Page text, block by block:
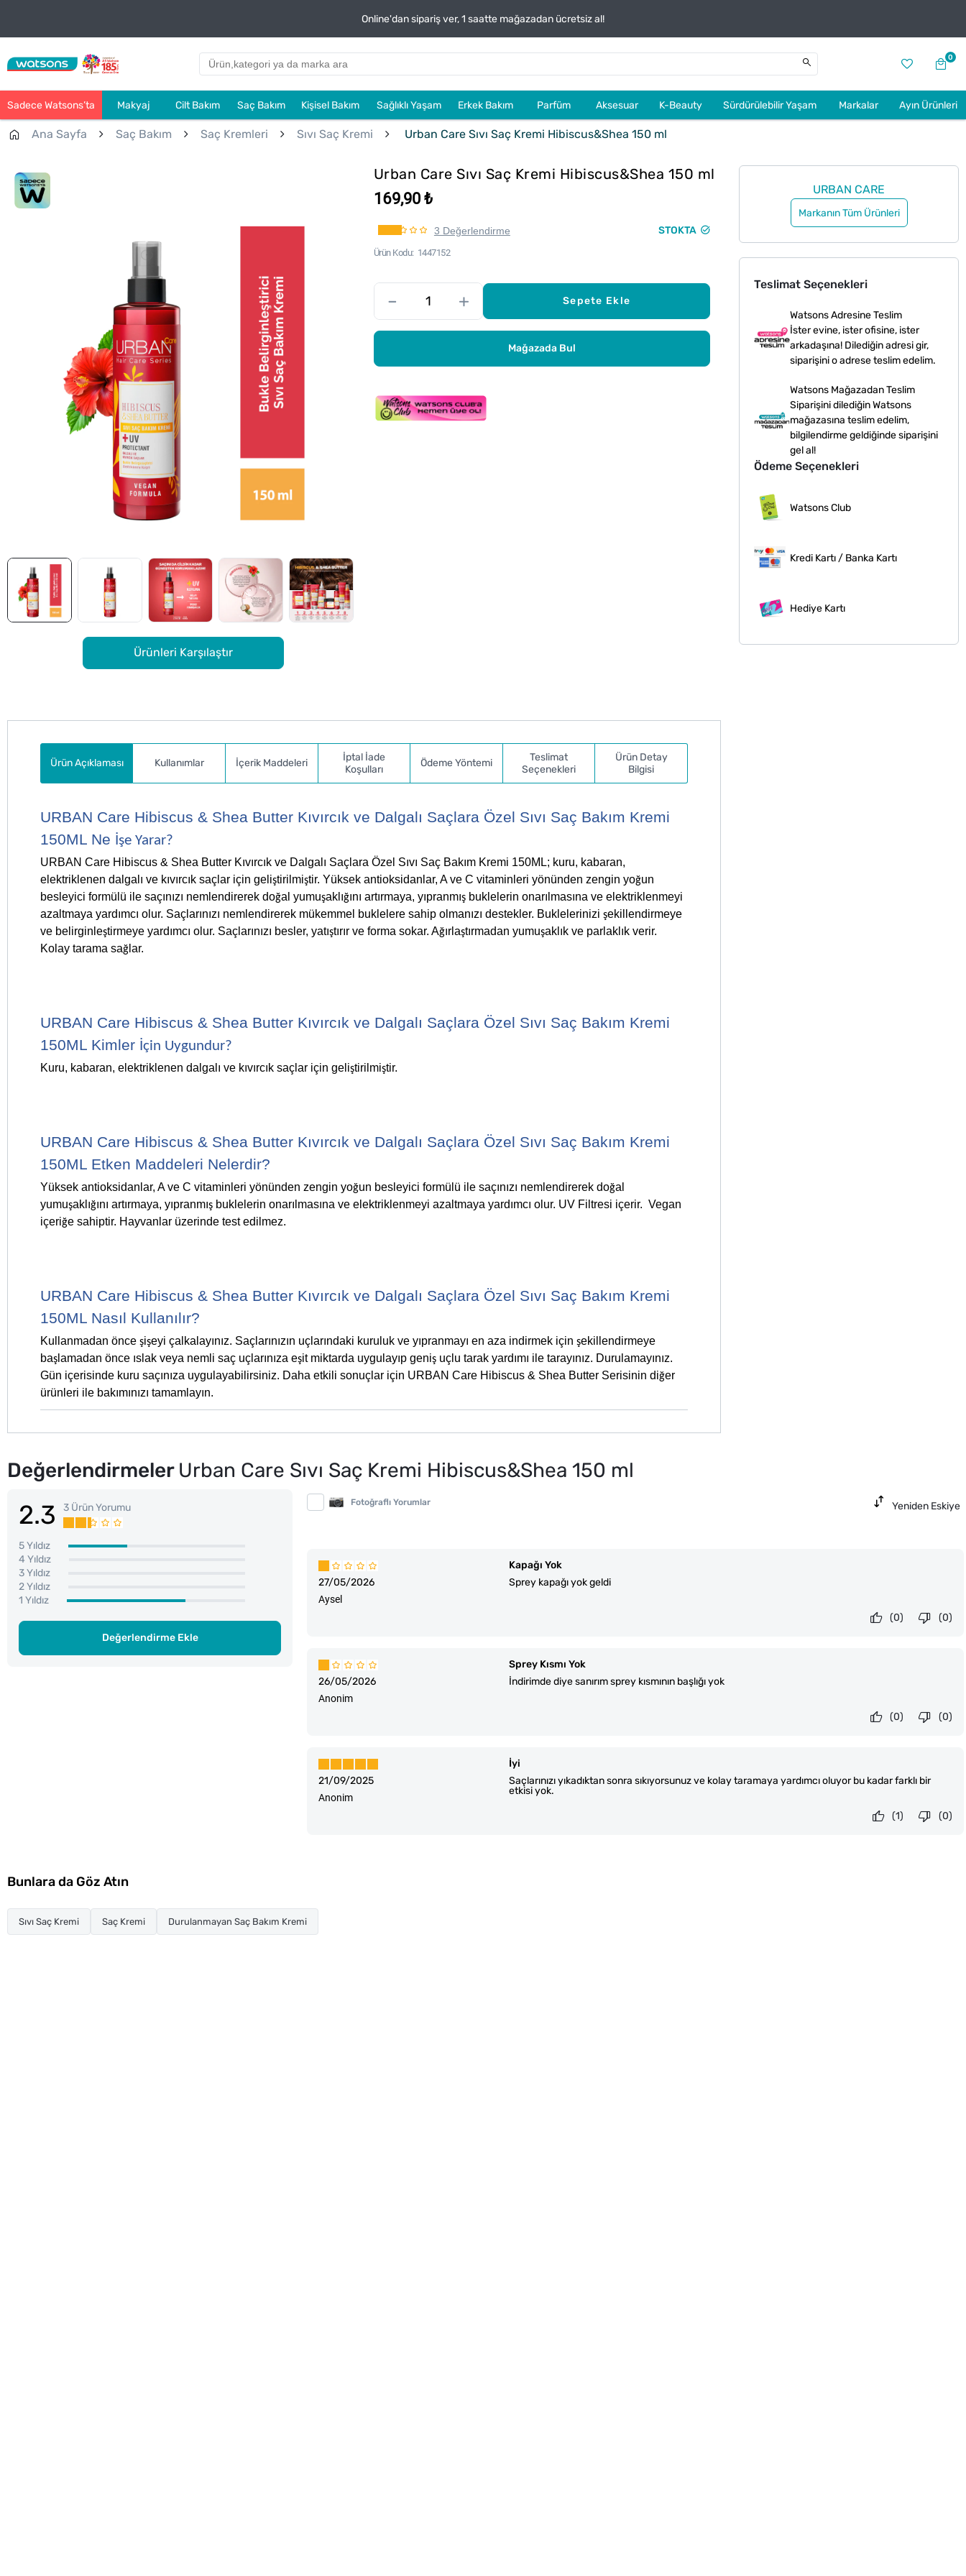
Online'dan sipariş ver, 1 saatte mağazadan ücretsiz al!
0
Sadece Watsons’ta Makyaj Cilt Bakım Saç Bakım Kişisel Bakım Sağlıklı Yaşam Erkek Bakım Parfüm Aksesuar K-Beauty Sürdürülebilir Yaşam Markalar Ayın Ürünleri
Ana Sayfa Saç Bakım Saç Kremleri Sıvı Saç Kremi Urban Care Sıvı Saç Kremi Hibiscus&Shea 150 ml
Ürünleri Karşılaştır
Urban Care Sıvı Saç Kremi Hibiscus&Shea 150 ml
169,90 ₺
3 Değerlendirme STOKTA
Ürün Kodu 1447152
– + Sepete Ekle
Mağazada Bul
URBAN CARE
Markanın Tüm Ürünleri
Teslimat Seçenekleri
Watsons Adresine Teslim
İster evine, ister ofisine, ister
arkadaşına! Dilediğin adresi gir,
siparişini o adrese teslim edelim.
Watsons Mağazadan Teslim
Siparişini dilediğin Watsons
mağazasına teslim edelim,
bilgilendirme geldiğinde siparişini
gel al!
Ödeme Seçenekleri
Watsons Club
Kredi Kartı / Banka Kartı
Hediye Kartı
Ürün Açıklaması Kullanımlar İçerik Maddeleri
İptal İade
Koşulları
Ödeme Yöntemi
Teslimat
Seçenekleri
Ürün Detay
Bilgisi
URBAN Care Hibiscus & Shea Butter Kıvırcık ve Dalgalı Saçlara Özel Sıvı Saç Bakım Kremi
150ML Ne
İşe Yarar?
URBAN Care Hibiscus & Shea Butter Kıvırcık ve Dalgalı Saçlara Özel Sıvı Saç Bakım Kremi 150ML; kuru, kabaran,
elektriklenen dalgalı ve kıvırcık saçlar için geliştirilmiştir. Yüksek antioksidanlar, A ve C vitaminleri yönünden zengin yoğun
besleyici formülü ile saçınızı nemlendirerek doğal yumuşaklığını artırmaya, yıpranmış buklelerin onarılmasına ve elektriklenmeyi
azaltmaya yardımcı olur. Saçlarınızı nemlendirerek mükemmel buklelere sahip olmanızı destekler. Buklelerinizi şekillendirmeye
ve belirginleştirmeye yardımcı olur. Saçlarınızı besler, yatıştırır ve forma sokar. Ağırlaştırmadan yumuşaklık ve parlaklık verir.
Kolay tarama sağ lar.
URBAN Care Hibiscus & Shea Butter Kıvırcık ve Dalgalı Saçlara Özel Sıvı Saç Bakım Kremi
150ML Kimler İçin Uygundur?
Kuru, kabaran, elektriklenen dalgalı ve kıvırcık saçlar için geliştirilmiştir.
URBAN Care Hibiscus & Shea Butter Kıvırcık ve Dalgalı Saçlara Özel Sıvı Saç Bakım Kremi
150ML Etken Maddeleri Nelerdir?
Yüksek antioksidanlar, A ve C vitaminleri yönünden zengin yoğun besleyici formülü ile saçınızı nemlendirerek doğal
yumuşaklığını artırmaya, yıpranmış buklelerin onarılmasına ve elektriklenmeyi azaltmaya yardımcı olur. UV Filtresi içerir. Vegan
içeriğe sahiptir. Hayvanlar üzerinde test edilmez.
URBAN Care Hibiscus & Shea Butter Kıvırcık ve Dalgalı Saçlara Özel Sıvı Saç Bakım Kremi
150ML Nasıl Kullanılır?
Kullanmadan önce şişeyi çalkalayınız. Saçlarınızın uçlarındaki kuruluk ve yıpranmayı en aza indirmek için şekillendirmeye
baş lamadan önce ıslak veya nemli saç uçlarınıza eşit miktarda uygulayıp geniş uçlu tarak yardımı ile tarayınız. Durulamayınız.
Gün içerisinde kuru saçınıza uygulayabilirsiniz. Daha etkili sonuçlar için URBAN Care Hibiscus & Shea Butter Serisinin diğer
ürünleri ile bakımınızı tamamlayın.
Değerlendirmeler Urban Care Sıvı Saç Kremi Hibiscus&Shea 150 ml
2.3 3 Ürün Yorumu
5 Yıldız
4 Yıldız
3 Yıldız
2 Yıldız
1 Yıldız
Değerlendirme Ekle
Fotoğraflı Yorumlar Yeniden Eskiye
27/05/2026
Kapağı Yok
Sprey kapağı yok geldi
Aysel
(0)
(0)
26/05/2026
Sprey Kısmı Yok
İndirimde diye sanırım sprey kısmının başlığı yok
Anonim
(0)
(0)
21/09/2025
İyi
Saçlarınızı yıkadıktan sonra sıkıyorsunuz ve kolay taramaya yardımcı oluyor bu kadar farklı bir
etkisi yok.
Anonim
(0)
(1)
Bunlara da Göz Atın
Sıvı Saç Kremi Saç Kremi Durulanmayan Saç Bakım Kremi